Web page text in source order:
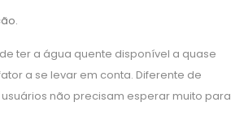
ter a água quente disponível a quase
a se levar em conta. Diferente de
não precisam esperar muito para